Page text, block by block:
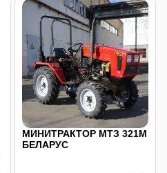
МИНИТРАКТОР МТЗ 321М
БЕЛАРУС